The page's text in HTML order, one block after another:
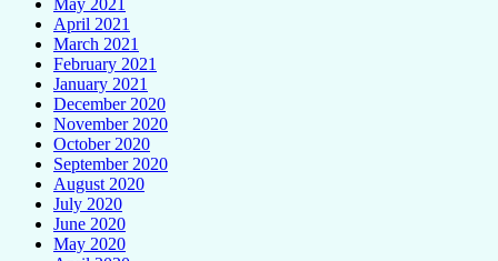
May 2021
April 2021
March 2021
February 2021
January 2021
December 2020
November 2020
October 2020
September 2020
August 2020
July 2020
June 2020
May 2020